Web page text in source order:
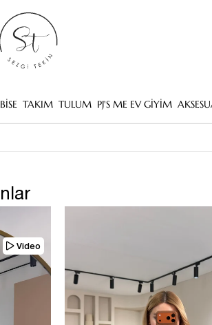
TAKIM TULUM PJ'S ME EV GİYİM
Video